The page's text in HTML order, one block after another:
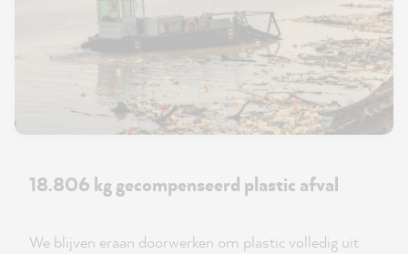
18.806 kg gecompenseerd plastic afval
We blijven eraan doorwerken om plastic volledig uit